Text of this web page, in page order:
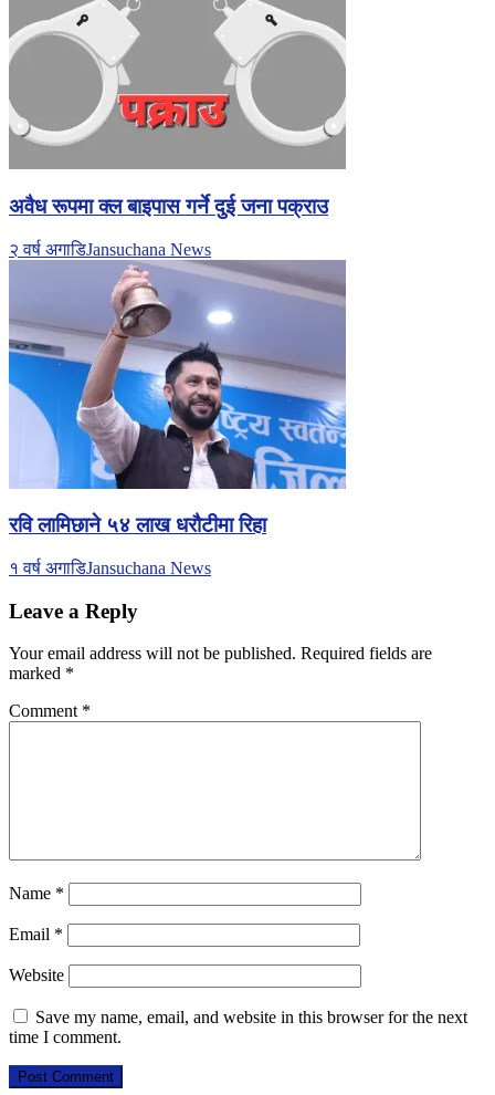
अवैध रूपमा क्ल बाइपास गर्ने दुई जना पक्राउ
२ वर्ष अगाडिJansuchana News
रवि लामिछाने ५४ लाख धरौटीमा रिहा
१ वर्ष अगाडिJansuchana News
Leave a Reply
Your email address will not be published. Required fields are
marked *
Comment *
Name *
Email *
Website
Save my name, email, and website in this browser for the next
time I comment.